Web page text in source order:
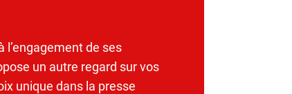
de ses
un autre regard sur vos
unique dans la presse